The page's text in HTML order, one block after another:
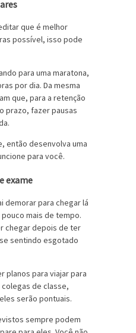
que é melhor
possível, isso pode
para uma maratona,
por dia. Da mesma
que, para a retenção
prazo, fazer pausas
então desenvolva uma
para você.
exame
demorar para chegar lá
mais de tempo.
chegar depois de ter
sentindo esgotado
planos para viajar para
de classe,
serão pontuais.
sempre podem